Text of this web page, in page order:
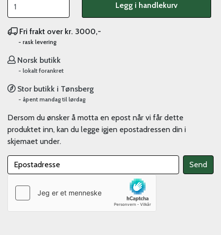
Legg i handlekurv
Fri frakt over kr. 3000,-
- rask levering
Norsk butikk
- lokalt forankret
Stor butikk i Tønsberg
- åpent mandag til lørdag
Dersom du ønsker å motta en epost når vi får dette
produktet inn, kan du legge igjen epostadressen din i
skjemaet under.